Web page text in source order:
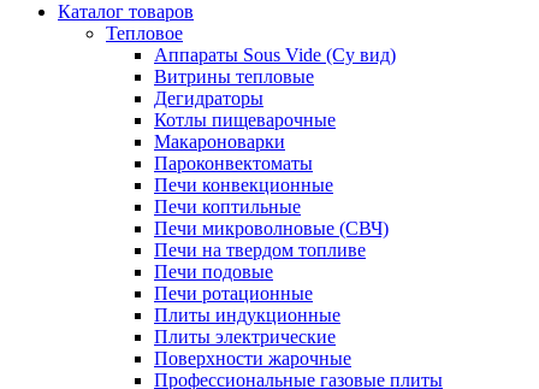
Каталог товаров
Тепловое
Аппараты Sous Vide (Су вид)
Витрины тепловые
Дегидраторы
Котлы пищеварочные
Макароноварки
Пароконвектоматы
Печи конвекционные
Печи коптильные
Печи микроволновые (СВЧ)
Печи на твердом топливе
Печи подовые
Печи ротационные
Плиты индукционные
Плиты электрические
Поверхности жарочные
Профессиональные газовые плиты